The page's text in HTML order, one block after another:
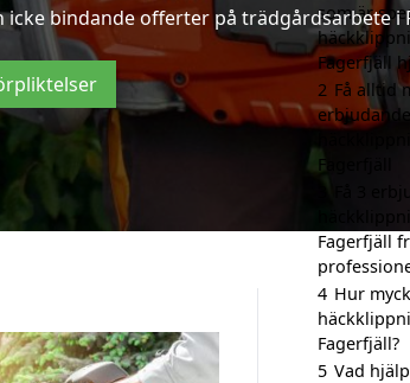
bindande offerter på trädgårdsarbete i
som är
Fagerfjäll
2 Få alltid
Fagerfjäll
Få 3
Fagerfjäll
4 Hur
Fagerfjäll?
5 Vad